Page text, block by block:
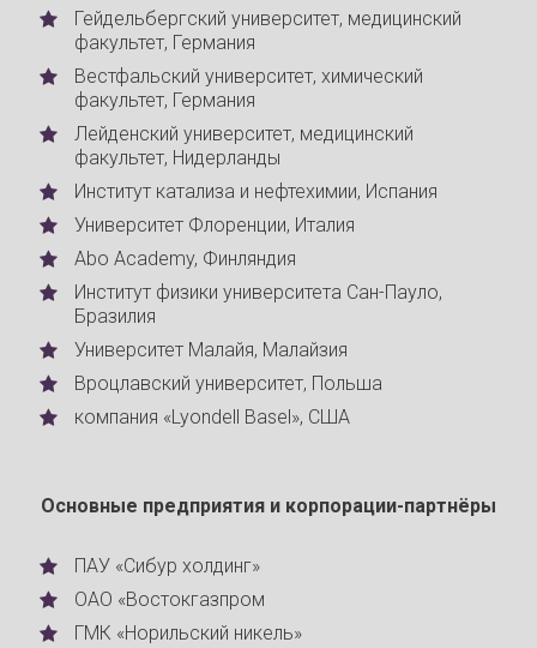
Гейдельбергский университет, медицинский
факультет, Германия
Вестфальский университет, химический
факультет, Германия
Лейденский университет, медицинский
факультет, Нидерланды
Институт катализа и нефтехимии, Испания
Университет Флоренции, Италия
Abo Academy, Финляндия
Институт физики университета Сан-Пауло,
Бразилия
Университет Малайя, Малайзия
Вроцлавский университет, Польша
компания «Lyondell Basel», США
Основные предприятия и корпорации-партнёры
ПАУ «Сибур холдинг»
ОАО «Востокгазпром
ГМК «Норильский никель»